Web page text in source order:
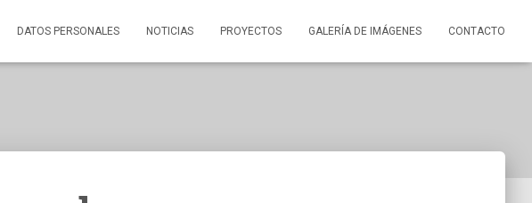
DATOS PERSONALES NOTICIAS PROYECTOS GALERÍA DE IMÁGENES CONTACTO